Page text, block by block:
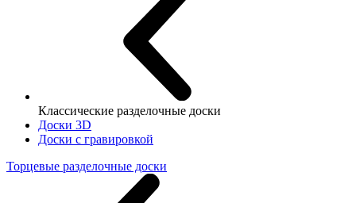
Классические разделочные доски
Доски 3D
Доски с гравировкой
Торцевые разделочные доски